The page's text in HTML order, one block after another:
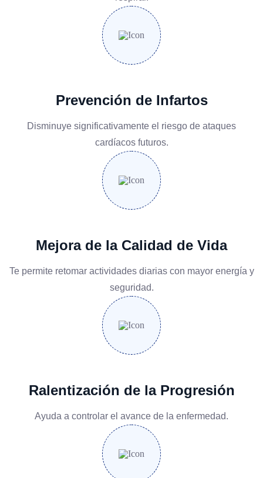
Prevención de Infartos
Disminuye significativamente el riesgo de ataques
cardíacos futuros.
Mejora de la Calidad de Vida
Te permite retomar actividades diarias con mayor energía y
seguridad.
Ralentización de la Progresión
Ayuda a controlar el avance de la enfermedad.